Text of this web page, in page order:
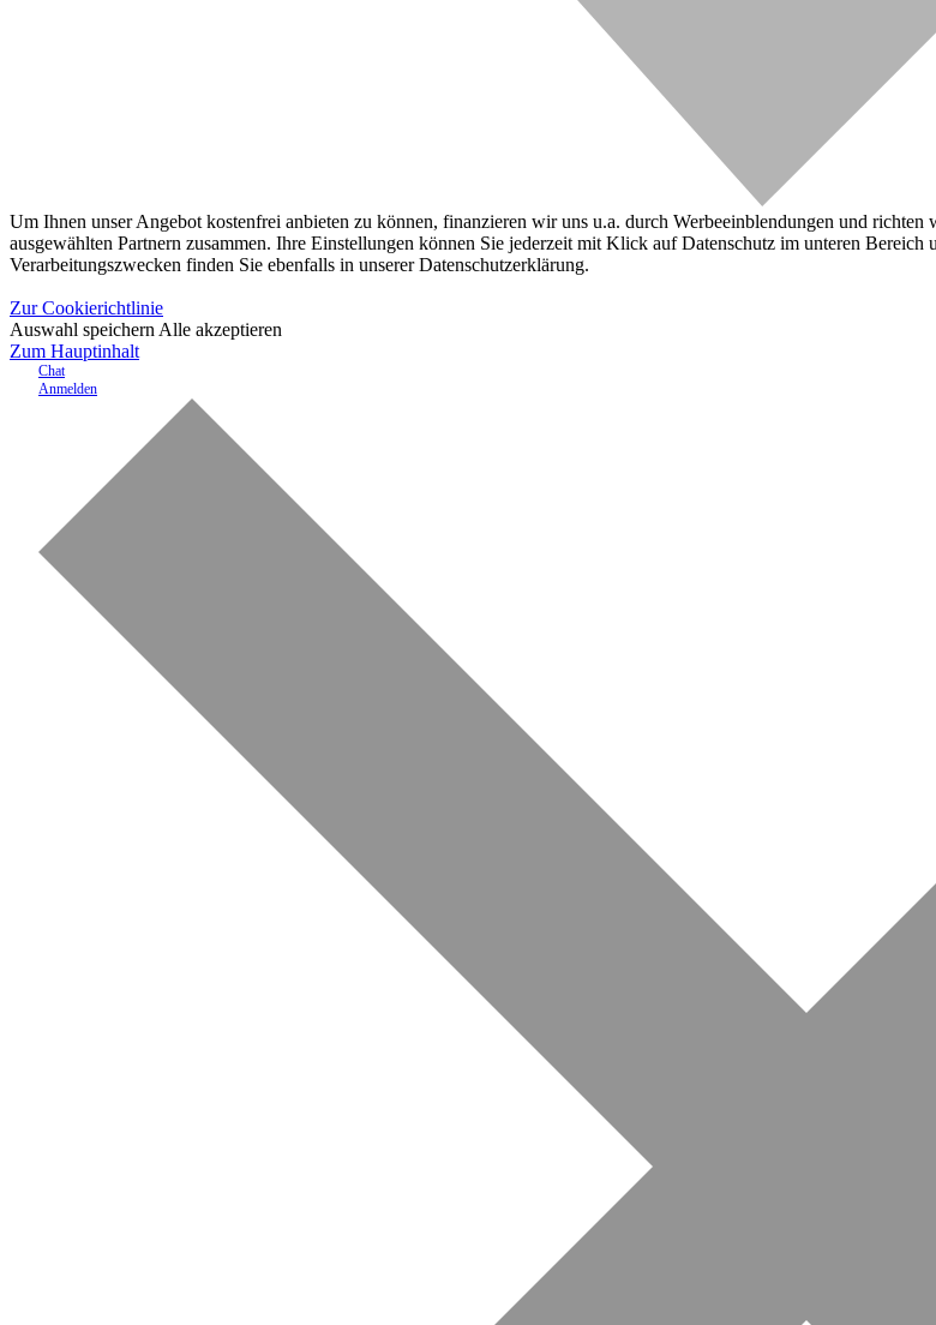
Um Ihnen unser Angebot kostenfrei anbieten zu können, finanzieren wir uns u.a. durch Werbeeinblendungen und
ausgewählten Partnern zusammen. Ihre Einstellungen können Sie jederzeit mit Klick auf Datenschutz im unteren
Verarbeitungszwecken finden Sie ebenfalls in unserer Datenschutzerklärung.
Zur Cookierichtlinie
Auswahl speichern Alle akzeptieren
Zum Hauptinhalt
Chat
Anmelden